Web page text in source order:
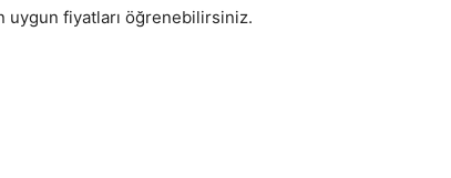
uygun fiyatları öğrenebilirsiniz.